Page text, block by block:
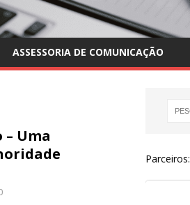
ASSESSORIA DE COMUNICAÇÃO
– Uma
Parceiros: